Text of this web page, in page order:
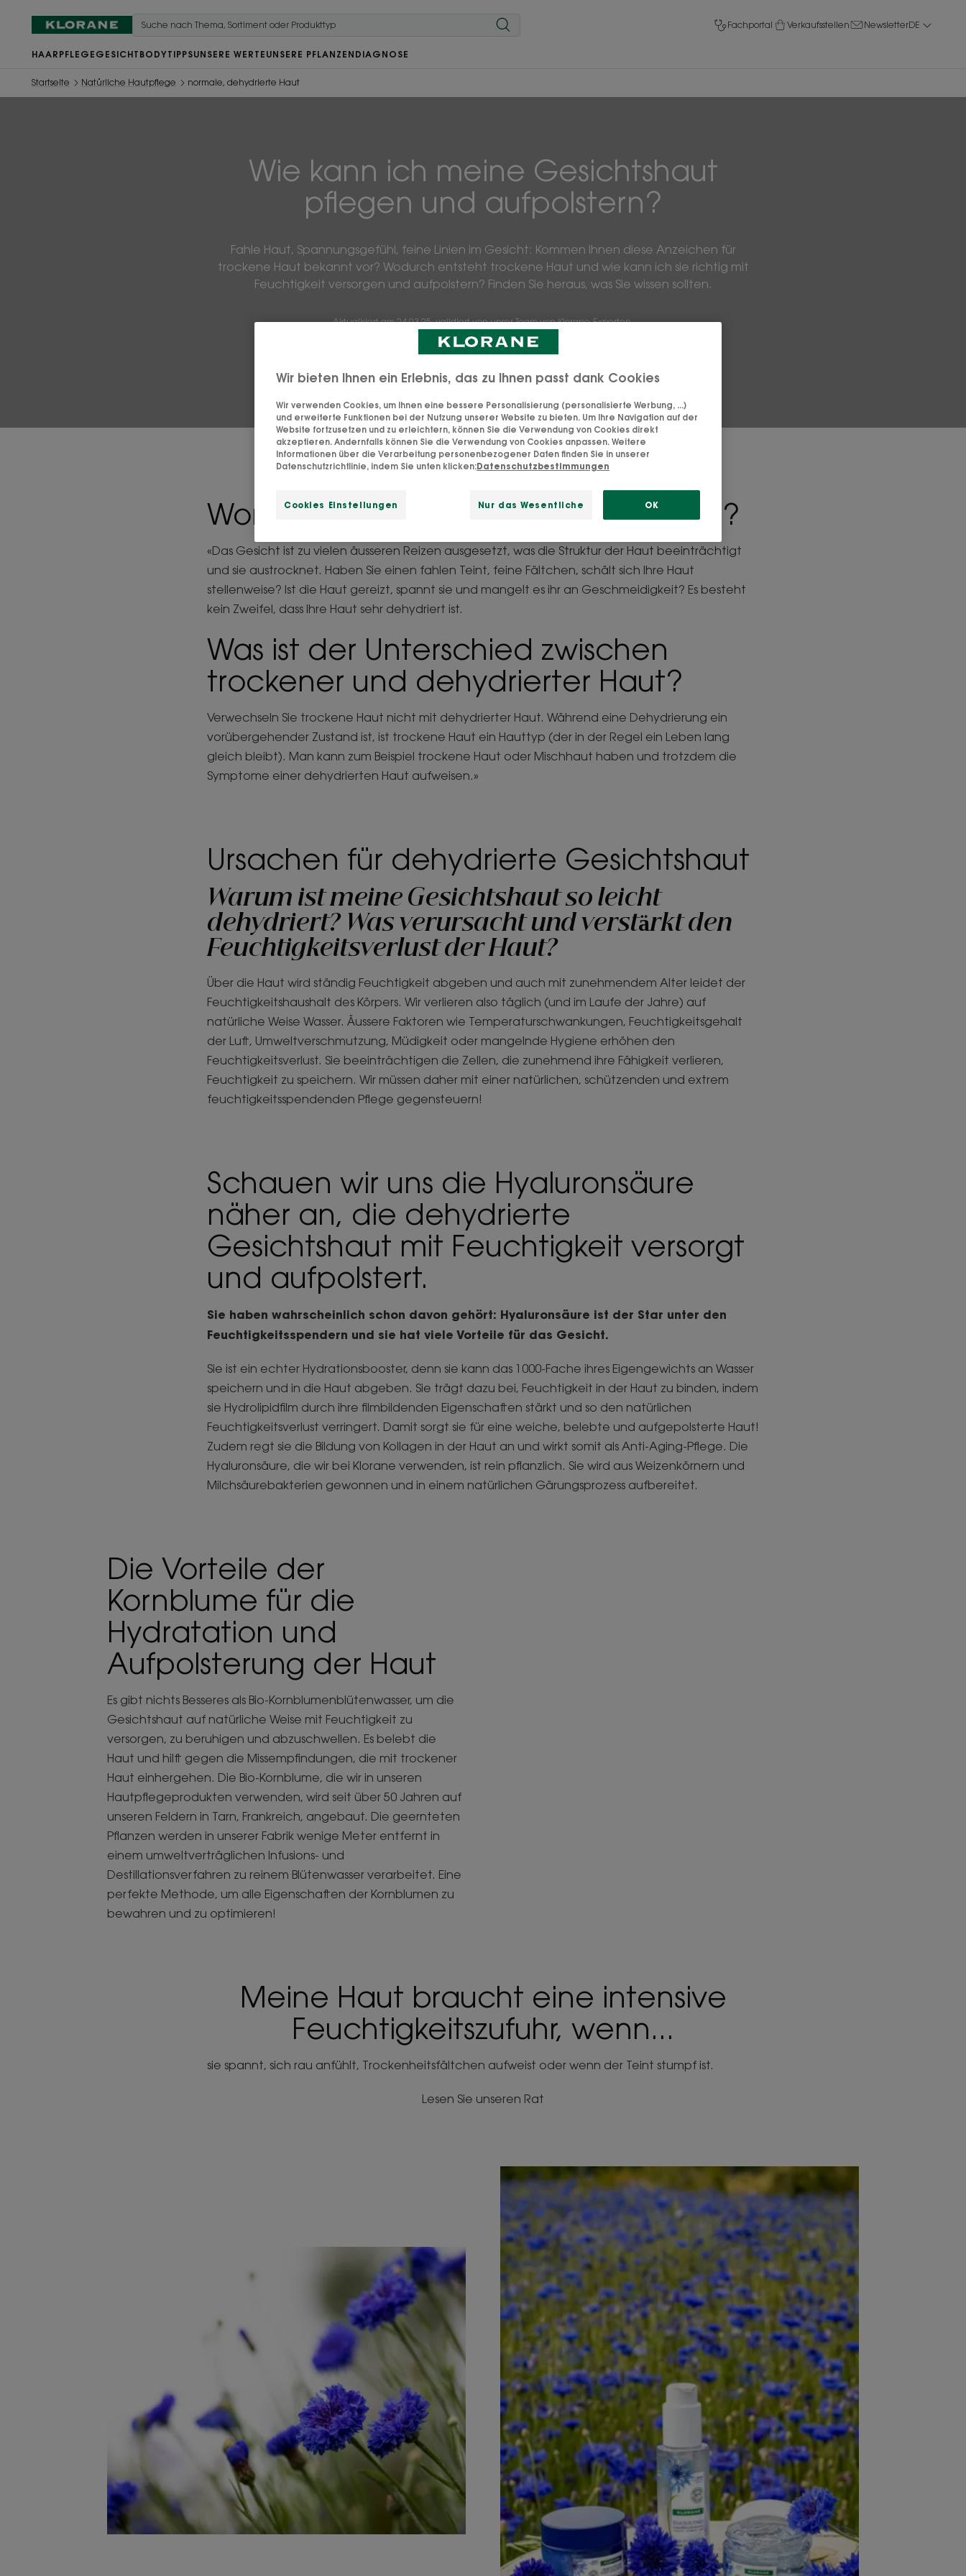
Fachportal Verkaufsstellen NewsletterDE
HAARPFLEGE GESICHT BODYTIPPSUNSERE WERTE UNSERE PFLANZEN DIAGNOSE
Startseite Natürliche Hautpflege normale, dehydrierte Haut
Wie kann ich meine Gesichtshaut
pflegen und aufpolstern?
Fahle Haut, Spannungsgefühl, feine Linien im Gesicht: Kommen Ihnen diese Anzeichen für
trockene Haut bekannt vor? Wodurch entsteht trockene Haut und wie kann ich sie richtig mit
Feuchtigkeit versorgen und aufpolstern? Finden Sie heraus, was Sie wissen sollten.
Aktualisiert am24.03.25, validiert vonunser Team von Klorane-Experten.
Woran erkenne ich dehydrierte Haut?
«Das Gesicht ist zu vielen äusseren Reizen ausgesetzt, was die Struktur der Haut beeinträchtigt
und sie austrocknet. Haben Sie einen fahlen Teint, feine Fältchen, schält sich Ihre Haut
stellenweise? Ist die Haut gereizt, spannt sie und mangelt es ihr an Geschmeidigkeit? Es besteht
kein Zweifel, dass Ihre Haut sehr dehydriert ist.
Was ist der Unterschied zwischen
trockener und dehydrierter Haut?
Verwechseln Sie trockene Haut nicht mit dehydrierter Haut. Während eine Dehydrierung ein
vorübergehender Zustand ist, ist trockene Haut ein Hauttyp (der in der Regel ein Leben lang
gleich bleibt). Man kann zum Beispiel trockene Haut oder Mischhaut haben und trotzdem die
Symptome einer dehydrierten Haut aufweisen.»
Ursachen für dehydrierte Gesichtshaut
Warum ist meine Gesichtshaut so leicht
dehydriert? Was verursacht und verstärkt den
Feuchtigkeitsverlust der Haut?
Über die Haut wird ständig Feuchtigkeit abgeben und auch mit zunehmendem Alter leidet der
Feuchtigkeitshaushalt des Körpers. Wir verlieren also täglich (und im Laufe der Jahre) auf
natürliche Weise Wasser. Äussere Faktoren wie Temperaturschwankungen, Feuchtigkeitsgehalt
der Luft, Umweltverschmutzung, Müdigkeit oder mangelnde Hygiene erhöhen den
Feuchtigkeitsverlust. Sie beeinträchtigen die Zellen, die zunehmend ihre Fähigkeit verlieren,
Feuchtigkeit zu speichern. Wir müssen daher mit einer natürlichen, schützenden und extrem
feuchtigkeitsspendenden Pflege gegensteuern!
Schauen wir uns die Hyaluronsäure
näher an, die dehydrierte
Gesichtshaut mit Feuchtigkeit versorgt
und aufpolstert.
Sie haben wahrscheinlich schon davon gehört: Hyaluronsäure ist der Star unter den
Feuchtigkeitsspendern und sie hat viele Vorteile für das Gesicht.
Sie ist ein echter Hydrationsbooster, denn sie kann das 1000-Fache ihres Eigengewichts an Wasser
speichern und in die Haut abgeben. Sie trägt dazu bei, Feuchtigkeit in der Haut zu binden, indem
sie Hydrolipidfilm durch ihre filmbildenden Eigenschaften stärkt und so den natürlichen
Feuchtigkeitsverlust verringert. Damit sorgt sie für eine weiche, belebte und aufgepolsterte Haut!
Zudem regt sie die Bildung von Kollagen in der Haut an und wirkt somit als Anti-Aging-Pflege. Die
Hyaluronsäure, die wir bei Klorane verwenden, ist rein pflanzlich. Sie wird aus Weizenkörnern und
Milchsäurebakterien gewonnen und in einem natürlichen Gärungsprozess aufbereitet.
Die Vorteile der
Kornblume für die
Hydratation und
Aufpolsterung der Haut
Es gibt nichts Besseres als Bio-Kornblumenblütenwasser, um die
Gesichtshaut auf natürliche Weise mit Feuchtigkeit zu
versorgen, zu beruhigen und abzuschwellen. Es belebt die
Haut und hilft gegen die Missempfindungen, die mit trockener
Haut einhergehen. Die Bio-Kornblume, die wir in unseren
Hautpflegeprodukten verwenden, wird seit über 50 Jahren auf
unseren Feldern in Tarn, Frankreich, angebaut. Die geernteten
Pflanzen werden in unserer Fabrik wenige Meter entfernt in
einem umweltverträglichen Infusions- und
Destillationsverfahren zu reinem Blütenwasser verarbeitet. Eine
perfekte Methode, um alle Eigenschaften der Kornblumen zu
bewahren und zu optimieren!
Meine Haut braucht eine intensive
Feuchtigkeitszufuhr, wenn...
sie spannt, sich rau anfühlt, Trockenheitsfältchen aufweist oder wenn der Teint stumpf ist.
Lesen Sie unseren Rat
Wir bieten Ihnen ein Erlebnis, das zu Ihnen passt dank Cookies
Wir verwenden Cookies, um Ihnen eine bessere Personalisierung (personalisierte Werbung, ...)
und erweiterte Funktionen bei der Nutzung unserer Website zu bieten. Um Ihre Navigation auf der
Website fortzusetzen und zu erleichtern, können Sie die Verwendung von Cookies direkt
akzeptieren. Andernfalls können Sie die Verwendung von Cookies anpassen. Weitere
Informationen über die Verarbeitung personenbezogener Daten finden Sie in unserer
Datenschutzrichtlinie, indem Sie unten klicken:Datenschutzbestimmungen
Cookies Einstellungen Nur das Wesentliche OK